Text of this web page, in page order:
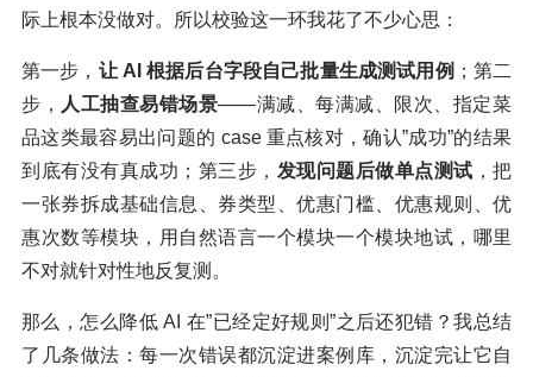
际上根本没做对。所以校验这一环我花了不少心思：
第一步， 让 AI 根据后台字段自己批量生成测试用例 ；第二
步， 人工抽查易错场景——满减、每满减、限次、指定菜
品这类最容易出问题的 case 重点核对，确认”成功”的结果
到底有没有真成功；第三步， 发现问题后做单点测试 ，把
一张券拆成基础信息、券类型、优惠门槛、优惠规则、优
惠次数等模块，用自然语言一个模块一个模块地试，哪里
不对就针对性地反复测。
那么，怎么降低 AI 在”已经定好规则”之后还犯错？我总结
了几条做法：每一次错误都沉淀进案例库，沉淀完让它自